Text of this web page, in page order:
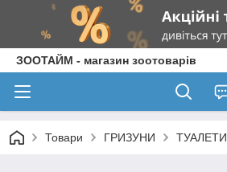
ЗООТАЙМ - магазин зоотоварів
Товари ГРИЗУНИ ТУАЛЕТИ